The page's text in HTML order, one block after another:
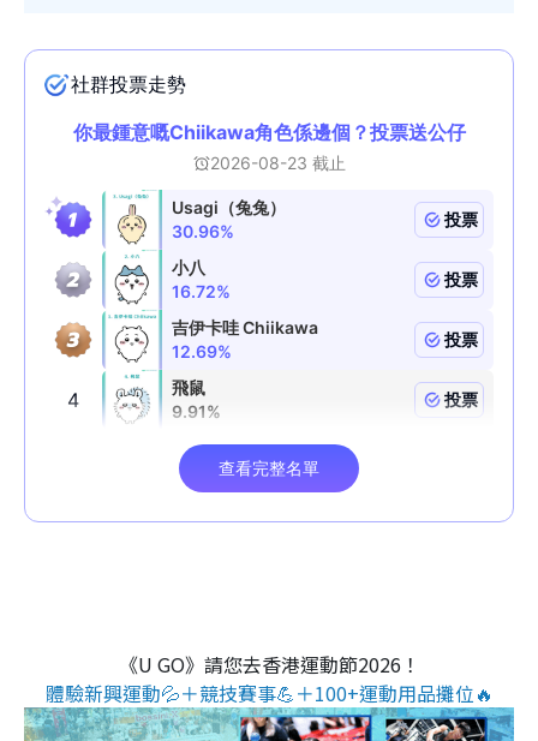
《U GO》請您去香港運動節2026！
體驗新興運動💦＋競技賽事💪＋100+運動用品攤位🔥